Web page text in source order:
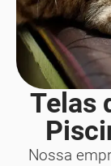
Telas
Nossa